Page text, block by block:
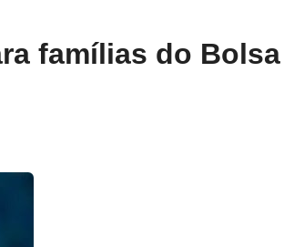
famílias do Bolsa